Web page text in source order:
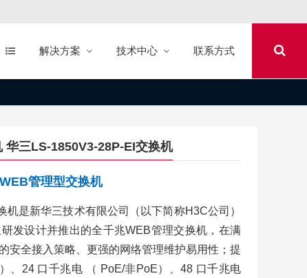
解决方案 技术中心 联系方式
华三LS-1850V3-28P-EI交换机
管理型交换机
机是新华三技术有限公司（以下简称H3C公司）
发设计并推出的全千兆WEB管理交换机，在满
安全接入策略、更强的网络管理维护易用性；提
、24 口千兆电 （ PoE/非PoE）、48 口千兆电